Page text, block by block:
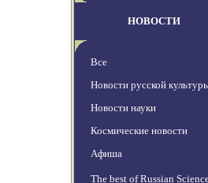
НОВОСТИ
Все
Новости русской
Новости науки
Космические новости
Афиша
The best of Russian